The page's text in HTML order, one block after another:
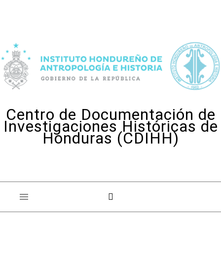
Centro de Documentación de
Investigaciones Históricas de
Honduras (CDIHH)